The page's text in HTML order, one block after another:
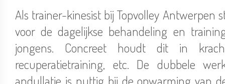
Als trainer-kinesist bij Topvolley Antwerpen
voor de dagelijkse behandeling en
jongens. Concreet houdt dit in
recuperatietraining, etc. De dubbele
andullatie is nuttig bij de opwarming van